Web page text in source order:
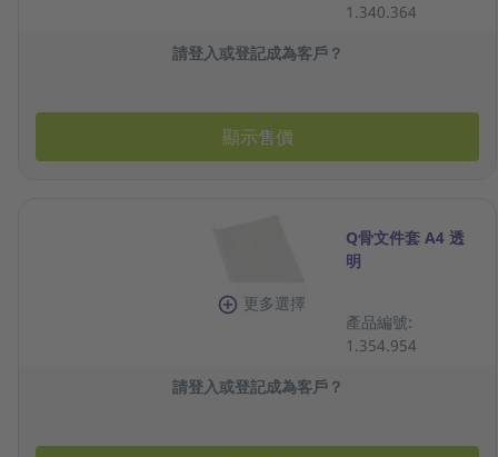
1.340.364
請登入或登記成為客戶？
顯示售價
更多選擇
Q骨文件套 A4 透
明
產品編號:
1.354.954
請登入或登記成為客戶？